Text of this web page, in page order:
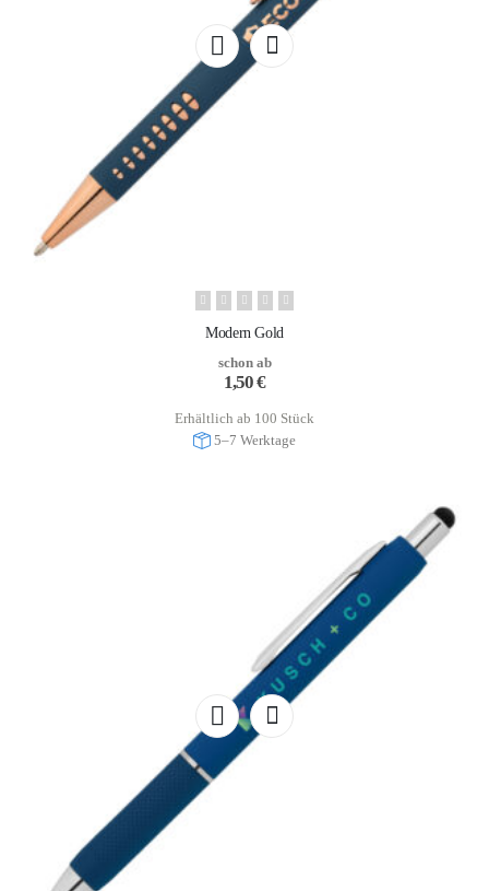
Modern Gold
schon ab
1,50€
Erhältlich ab 100 Stück
5–7 Werktage